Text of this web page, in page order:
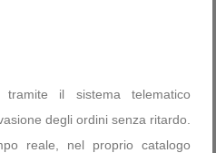
il sistema telematico
degli ordini senza ritardo.
reale, nel proprio catalogo